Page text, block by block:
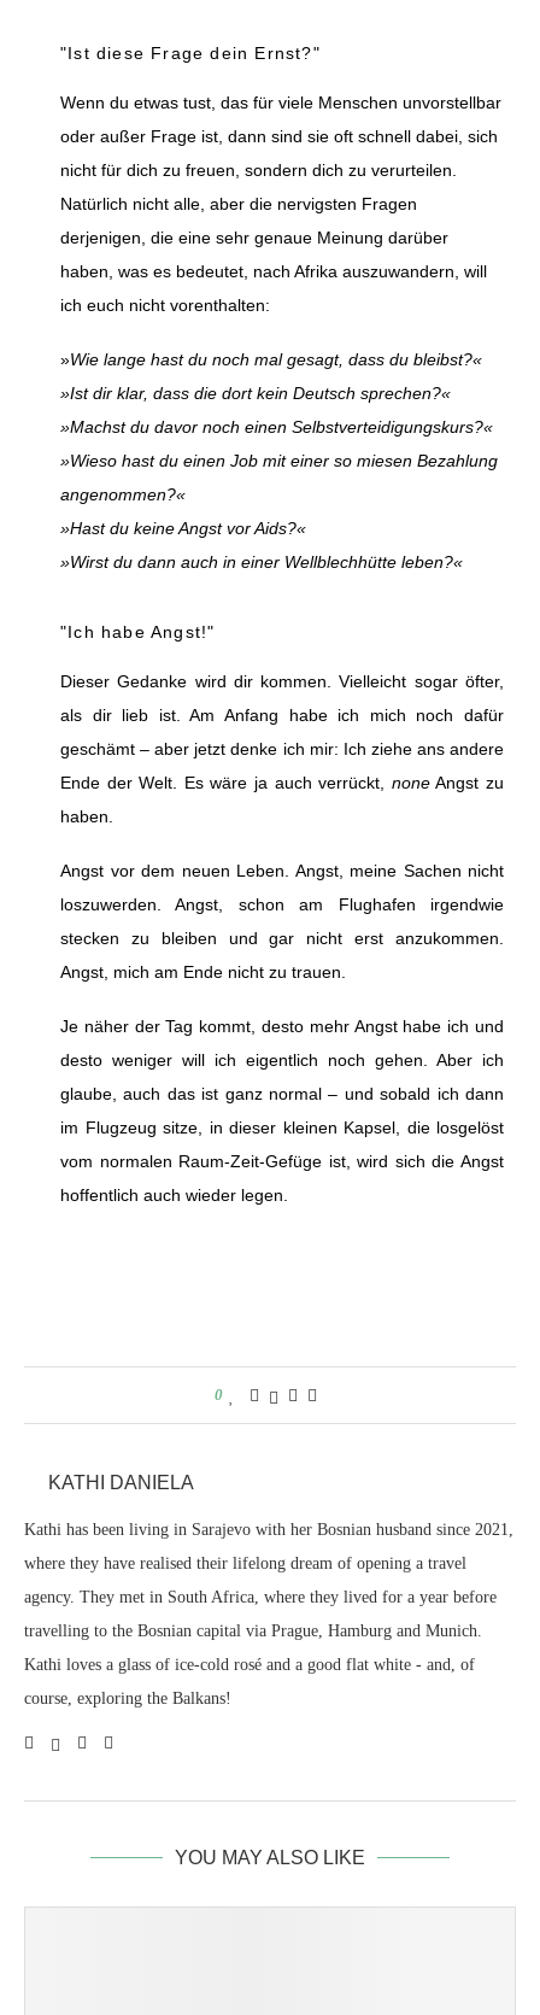
"Ist diese Frage dein Ernst?"
Wenn du etwas tust, das für viele Menschen unvorstellbar
oder außer Frage ist, dann sind sie oft schnell dabei, sich
nicht für dich zu freuen, sondern dich zu verurteilen.
Natürlich nicht alle, aber die nervigsten Fragen
derjenigen, die eine sehr genaue Meinung darüber
haben, was es bedeutet, nach Afrika auszuwandern, will
ich euch nicht vorenthalten:
»Wie lange hast du noch mal gesagt, dass du bleibst?«
»Ist dir klar, dass die dort kein Deutsch sprechen?«
»Machst du davor noch einen Selbstverteidigungskurs?«
»Wieso hast du einen Job mit einer so miesen Bezahlung
angenommen?«
»Hast du keine Angst vor Aids?«
»Wirst du dann auch in einer Wellblechhütte leben?«
"Ich habe Angst!"
Dieser Gedanke wird dir kommen. Vielleicht sogar öfter,
als dir lieb ist. Am Anfang habe ich mich noch dafür
geschämt – aber jetzt denke ich mir: Ich ziehe ans andere
Ende der Welt. Es wäre ja auch verrückt, noneAngst zu
haben.
Angst vor dem neuen Leben. Angst, meine Sachen nicht
loszuwerden. Angst, schon am Flughafen irgendwie
stecken zu bleiben und gar nicht erst anzukommen.
Angst, mich am Ende nicht zu trauen.
Je näher der Tag kommt, desto mehr Angst habe ich und
desto weniger will ich eigentlich noch gehen. Aber ich
glaube, auch das ist ganz normal – und sobald ich dann
im Flugzeug sitze, in dieser kleinen Kapsel, die losgelöst
vom normalen Raum-Zeit-Gefüge ist, wird sich die Angst
hoffentlich auch wieder legen.
0
KATHI DANIELA
Kathi has been living in Sarajevo with her Bosnian husband since 2021,
where they have realised their lifelong dream of opening a travel
agency. They met in South Africa, where they lived for a year before
travelling to the Bosnian capital via Prague, Hamburg and Munich.
Kathi loves a glass of ice-cold rosé and a good flat white - and, of
course, exploring the Balkans!
YOU MAY ALSO LIKE